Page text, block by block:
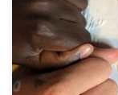
Der Internationale
Jahren ein klares
Gesellschaft. Die
sich mit
gegen Rassismus.
Mitarbeiter*innen